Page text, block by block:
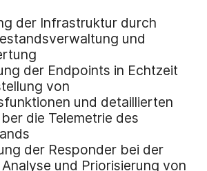
der Infrastruktur durch
und
der Endpoints in Echtzeit
von
und detaillierten
die Telemetrie des
der Responder bei der
und Priorisierung von